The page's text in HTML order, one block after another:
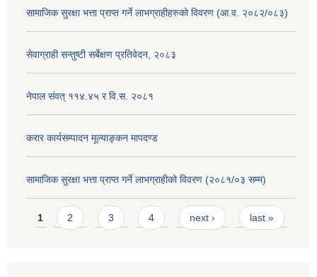
सामाजिक सुरक्षा भत्ता प्राप्त गर्ने लाभग्राहीहरुको विवरण (आ.व. २०८२/०८३)
सेवाग्राही सन्तुष्टी सर्बेक्षण प्रतिवेदन, २०८३
नेपाल संवत् ११४.४५ र वि.स. २०८१
करार कार्यसम्पादन मूल्याङ्कन मापदण्ड
सामाजिक सुरक्षा भत्ता प्राप्त गर्ने लाभग्राहीको विवरण (२०८१/०३ सम्म)
Pages
1 2 3 4 next › last »